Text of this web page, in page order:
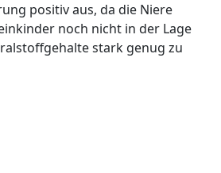
positiv aus, da die Niere
noch nicht in der Lage
stark genug zu